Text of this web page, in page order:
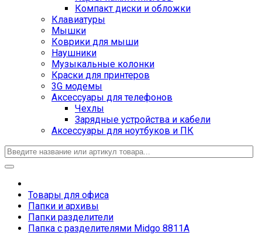
Компакт диски и обложки
Клавиатуры
Мышки
Коврики для мыши
Наушники
Музыкальные колонки
Краски для принтеров
3G модемы
Аксессуары для телефонов
Чехлы
Зарядные устройства и кабели
Аксессуары для ноутбуков и ПК
Товары для офиса
Папки и архивы
Папки разделители
Папка с разделителями Midgo 8811A